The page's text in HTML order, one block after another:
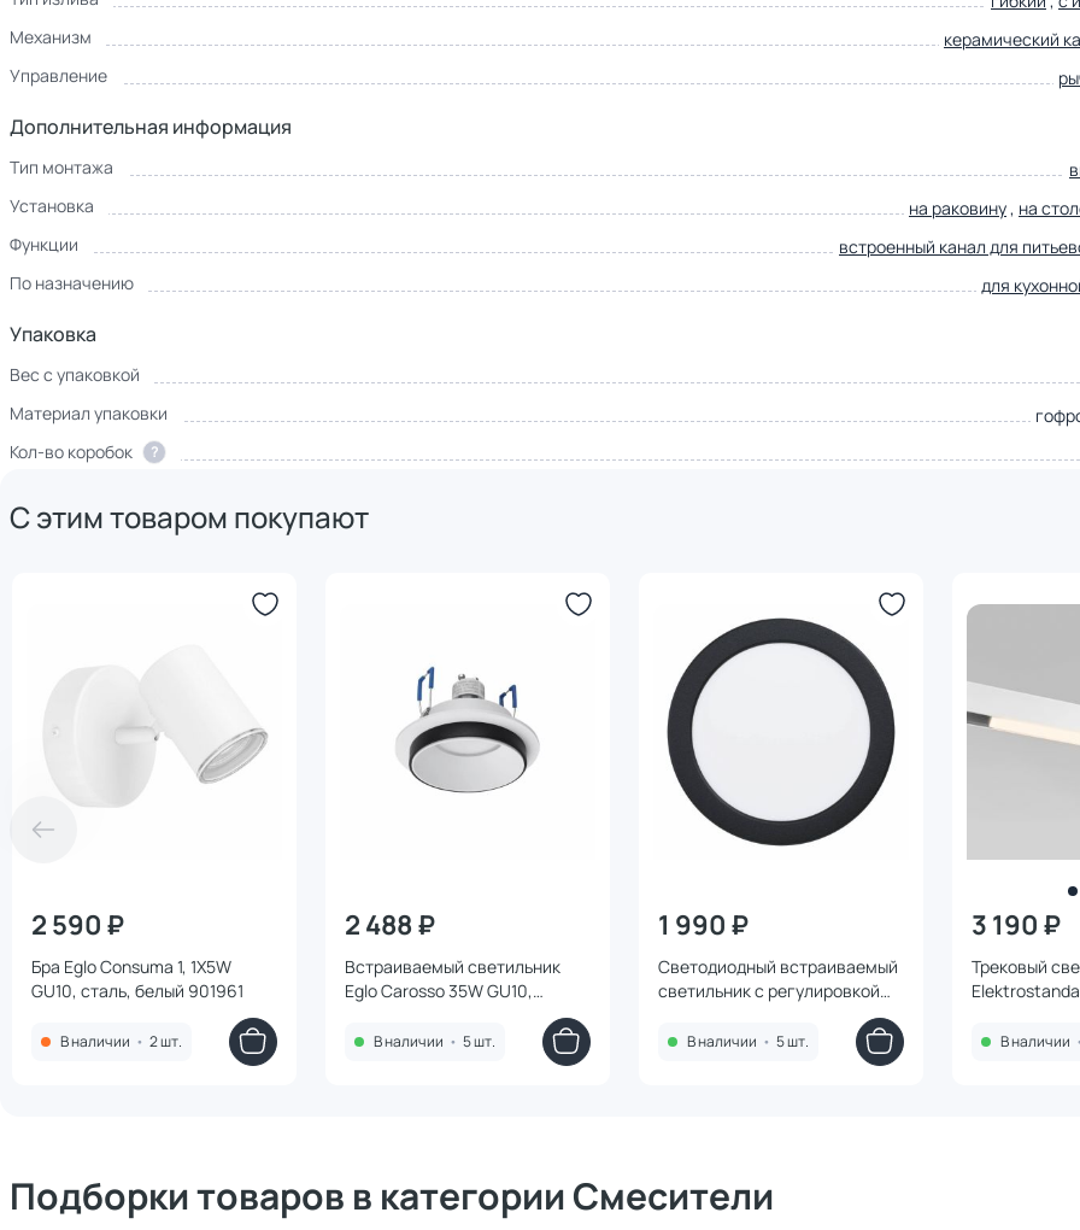
Механизм
керамический
Управление
Дополнительная информация
Тип монтажа
Установка
на раковину, на
Функции
встроенный канал для
По назначению
для
Упаковка
Вес с упаковкой
Материал упаковки
Кол-во коробок
?
С этим товаром покупают
2 590 ₽
Бра Eglo Consuma 1, 1X5W
GU10, сталь, белый 901961
В наличии • 2 шт.
2 488 ₽
Встраиваемый светильник
Eglo Carosso 35W GU10,
900456
В наличии • 5 шт.
1 990 ₽
Светодиодный встраиваемый
светильник с регулировкой
цветовой температуры Eglo
Fueva 6, 10,5W LED, IP44, 2700-
В наличии • 5 шт.
3 190 ₽
Трековый
85000/01
В наличии •
Подборки товаров в категории Смесители